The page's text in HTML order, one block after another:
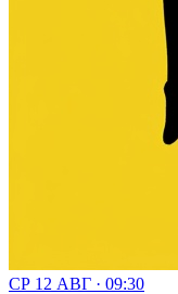
СР 12 АВГ · 09:30